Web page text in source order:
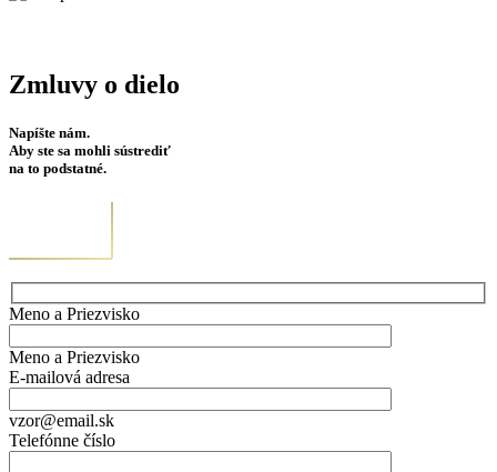
Zmluvy o dielo
Napíšte nám.
Aby ste sa mohli sústrediť
na to podstatné.
Meno a Priezvisko
Meno a Priezvisko
E-mailová adresa
vzor@email.sk
Telefónne číslo